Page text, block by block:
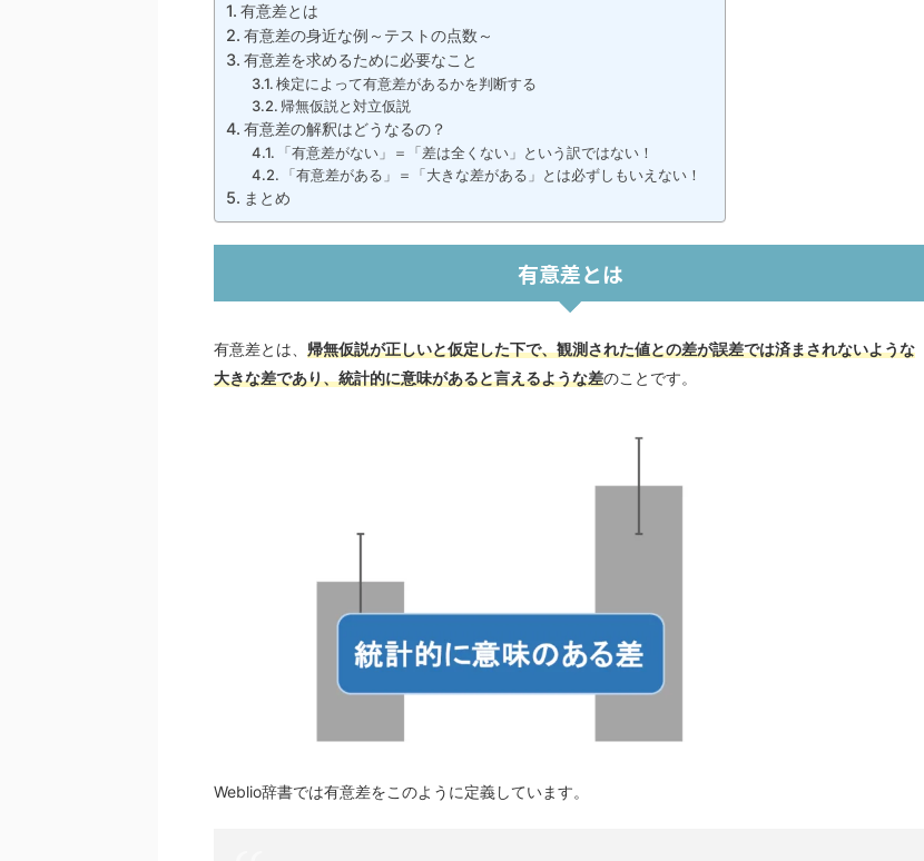
有意差とは
有意差の身近な例～テストの点数～
有意差を求めるために必要なこと
検定によって有意差があるかを判断する
帰無仮説と対立仮説
有意差の解釈はどうなるの？
「有意差がない」＝「差は全くない」という訳ではない！
「有意差がある」＝「大きな差がある」とは必ずしもいえない！
まとめ
有意差とは
有意差とは、 帰無仮説が正しいと仮定した下で、観測された値との差が誤差では済まされないような
大きな差であり、統計的に意味があると言えるような差のことです。
Weblio辞書では有意差をこのように定義しています。